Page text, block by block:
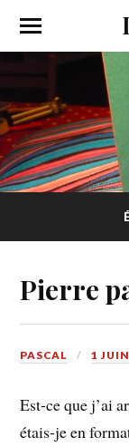
Pierre
PASCAL 1
Est-ce que j’ai
étais-je en